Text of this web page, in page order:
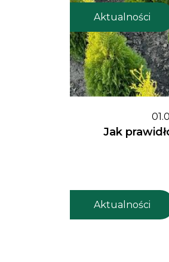
Aktualności
Jak
Aktualności